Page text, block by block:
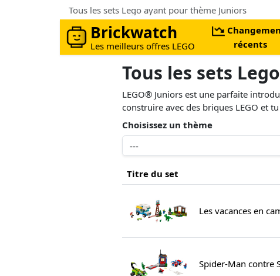
Tous les sets Lego ayant pour thème Juniors
Brickwatch
Les meilleurs offres LEGO
récents
Tous les sets
LEGO® Juniors est une parfaite
construire avec des briques LEGO et
Choisissez un thème
Titre du set
Les vacances en
Spider-Man contre